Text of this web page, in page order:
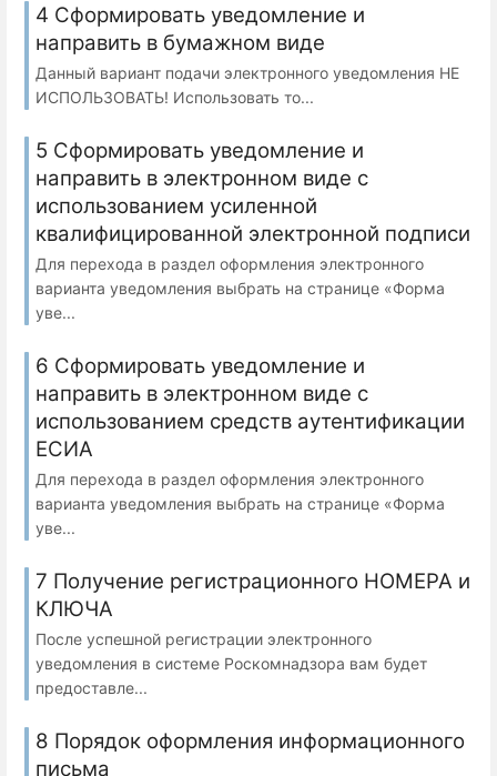
4 Сформировать уведомление и
направить в бумажном виде
Данный вариант подачи электронного уведомления НЕ
ИСПОЛЬЗОВАТЬ! Использовать то...
5 Сформировать уведомление и
направить в электронном виде с
использованием усиленной
квалифицированной электронной подписи
Для перехода в раздел оформления электронного
варианта уведомления выбрать на странице «Форма
уве...
6 Сформировать уведомление и
направить в электронном виде с
использованием средств аутентификации
ЕСИА
Для перехода в раздел оформления электронного
варианта уведомления выбрать на странице «Форма
уве...
7 Получение регистрационного НОМЕРА и
КЛЮЧА
После успешной регистрации электронного
уведомления в системе Роскомнадзора вам будет
предоставле...
8 Порядок оформления информационного
письма